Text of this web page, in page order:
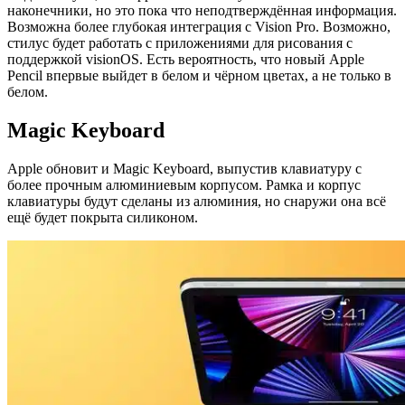
наконечники, но это пока что неподтверждённая информация.
Возможна более глубокая интеграция с Vision Pro. Возможно,
стилус будет работать с приложениями для рисования с
поддержкой visionOS. Есть вероятность, что новый Apple
Pencil впервые выйдет в белом и чёрном цветах, а не только в
белом.
Magic Keyboard
Apple обновит и Magic Keyboard, выпустив клавиатуру с
более прочным алюминиевым корпусом. Рамка и корпус
клавиатуры будут сделаны из алюминия, но снаружи она всё
ещё будет покрыта силиконом.